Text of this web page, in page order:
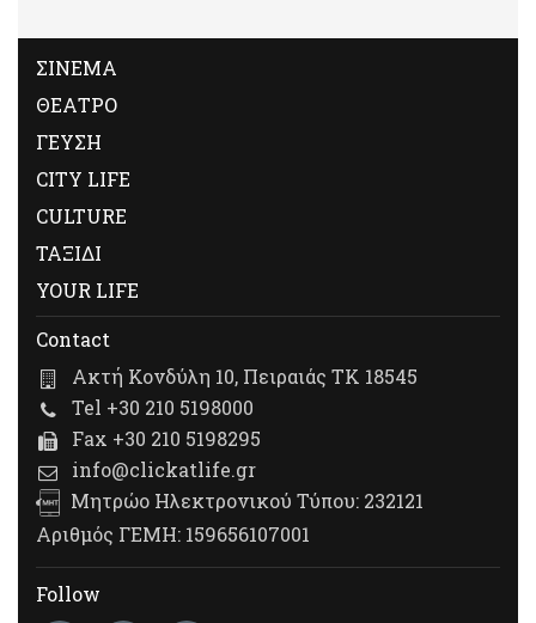
ΣΙΝΕΜΑ
ΘΕΑΤΡΟ
ΓΕΥΣΗ
CITY LIFE
CULTURE
ΤΑΞΙΔΙ
YOUR LIFE
Contact
Ακτή Κονδύλη 10, Πειραιάς ΤΚ 18545
Tel +30 210 5198000
Fax +30 210 5198295
info@clickatlife.gr
Μητρώο Ηλεκτρονικού Τύπου: 232121
Αριθμός ΓΕΜΗ: 159656107001
Follow